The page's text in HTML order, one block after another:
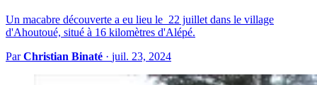
Un macabre découverte a eu lieu le 22 juillet dans le village
d'Ahoutoué, situé à 16 kilomètres d'Alépé.
ParChristian Binaté · juil. 23, 2024